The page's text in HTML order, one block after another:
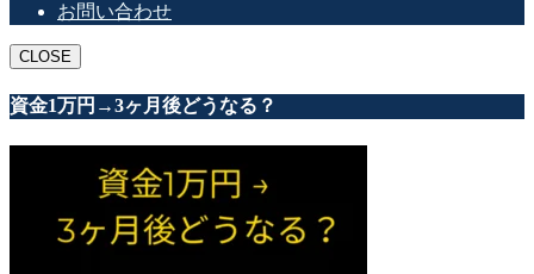
お問い合わせ
CLOSE
資金1万円→3ヶ月後どうなる？